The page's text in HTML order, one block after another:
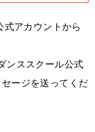
アカウントから
ンススクール公式
ージを送ってくだ